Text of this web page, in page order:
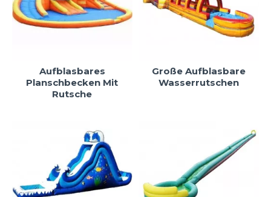
Aufblasbares
Planschbecken Mit
Rutsche
Große Aufblasbare
Wasserrutschen